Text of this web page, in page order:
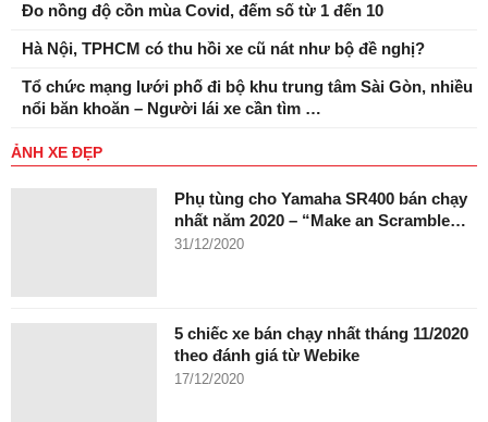
Đo nồng độ cồn mùa Covid, đếm số từ 1 đến 10
Hà Nội, TPHCM có thu hồi xe cũ nát như bộ đề nghị?
Tổ chức mạng lưới phố đi bộ khu trung tâm Sài Gòn, nhiều
nổi băn khoăn – Người lái xe cần tìm …
ẢNH XE ĐẸP
Phụ tùng cho Yamaha SR400 bán chạy
nhất năm 2020 – “Make an Scramble…
31/12/2020
5 chiếc xe bán chạy nhất tháng 11/2020
theo đánh giá từ Webike
17/12/2020